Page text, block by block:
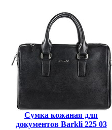
Сумка кожаная для
документов Barkli 225 03